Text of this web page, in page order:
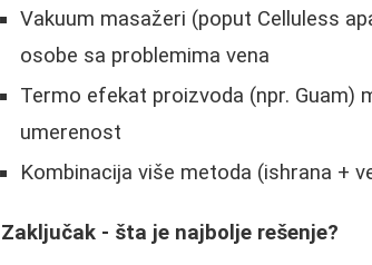
Vakuum masažeri (poput Celluless
osobe sa problemima vena
Termo efekat proizvoda (npr.
umerenost
Kombinacija više metoda (ishrana +
Zaključak - šta je najbolje rešenje?